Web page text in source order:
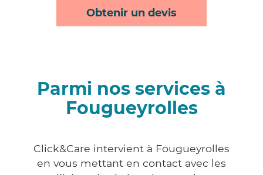
Obtenir un devis
Parmi nos services à
Fougueyrolles
Click&Care intervient à Fougueyrolles
en vous mettant en contact avec les